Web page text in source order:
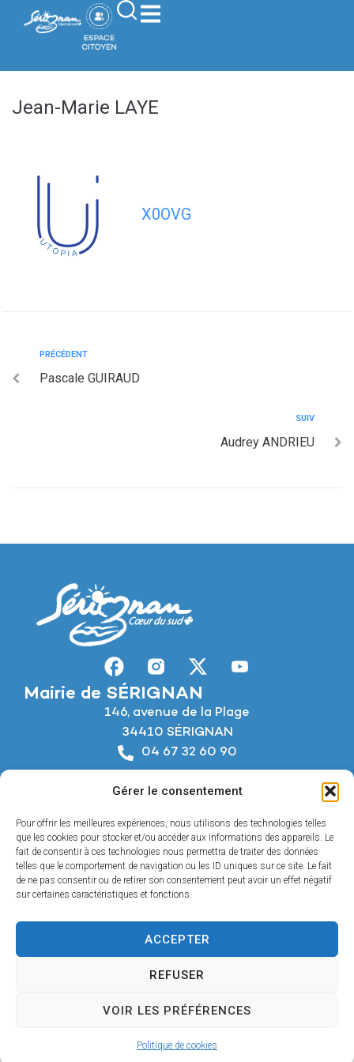
Gérer le consentement
Pour offrir les meilleures expériences, nous utilisons des technologies telles
que les cookies pour stocker et/ou accéder aux informations des appareils. Le
fait de consentir à ces technologies nous permettra de traiter des données
telles que le comportement de navigation ou les ID uniques sur ce site. Le fait
de ne pas consentir ou de retirer son consentement peut avoir un effet négatif
sur certaines caractéristiques et fonctions.
ACCEPTER
REFUSER
VOIR LES PRÉFÉRENCES
Politique de cookies
principal
Jean-Marie LAYE
X0OVG
PRÉCÉDENT
Pascale GUIRAUD
SUIV
Audrey ANDRIEU
Mairie de SÉRIGNAN
146, avenue de la Plage
34410 SÉRIGNAN
04 67 32 60 90
Horaires d’ouverture
Du lundi au jeudi :
De 8h à 12h et de 14h à 18h
Le vendredi :
De 8h à 12h et de 14h à 17h
© 2025 - Propulsé par Utopia